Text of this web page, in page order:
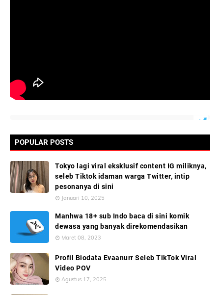
POPULAR POSTS
Tokyo lagi viral eksklusif content IG miliknya,
seleb Tiktok idaman warga Twitter, intip
pesonanya di sini
Januari 10, 2025
Manhwa 18+ sub Indo baca di sini komik
dewasa yang banyak direkomendasikan
Maret 08, 2023
Profil Biodata Evaanurr Seleb TikTok Viral
Video POV
Agustus 17, 2025